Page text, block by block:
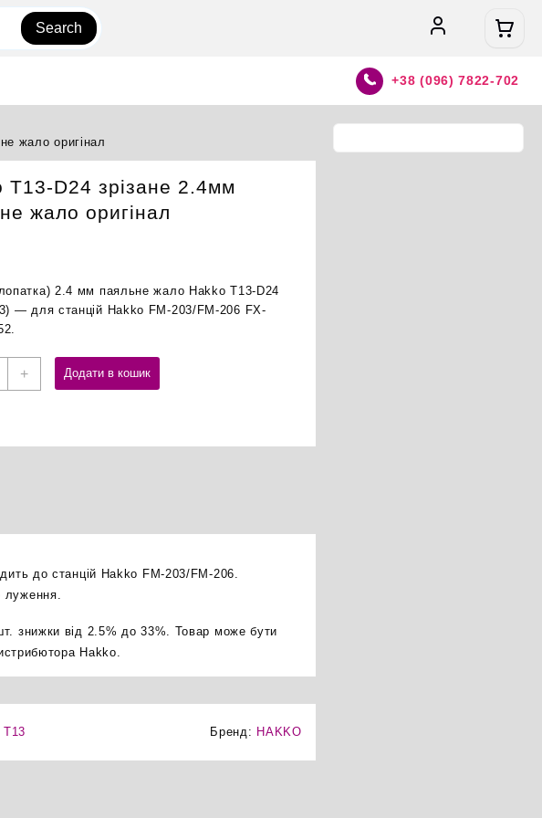
Search
+38 (096) 7822-702
жало оригінал
T13-D24 зрізане 2.4мм
жало оригінал
2.4 мм паяльне жало Hakko T13-D24
— для станцій Hakko FM-203/FM-206 FX-
+ Додати в кошик
до станцій Hakko FM-203/FM-206.
луження.
знижки від 2.5% до 33%. Товар може бути
Hakko.
Бренд: HAKKO